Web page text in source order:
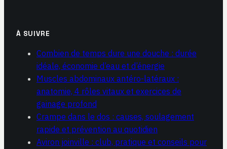
À SUIVRE
Combien de temps dure une douche : durée
idéale, économie d’eau et d’énergie
Muscles abdominaux antéro-latéraux :
anatomie, 4 rôles vitaux et exercices de
gainage profond
Crampe dans le dos : causes, soulagement
rapide et prévention au quotidien
Aviron joinville : club, pratique et conseils pour